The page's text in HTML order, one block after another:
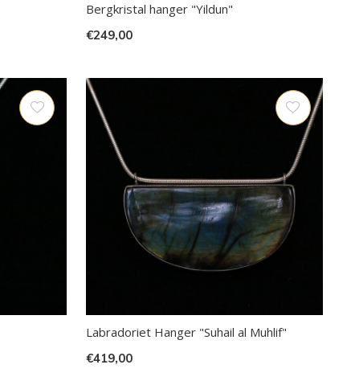
Bergkristal hanger "Yildun"
€249,00
Labradoriet Hanger "Suhail al Muhlif"
€419,00